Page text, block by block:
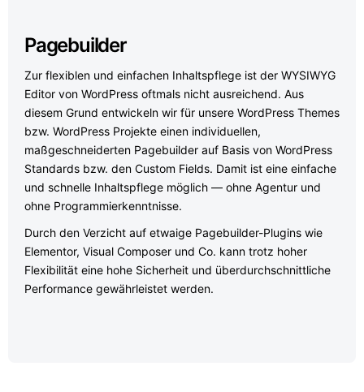
Pagebuilder
Zur flexiblen und einfachen Inhaltspflege ist der WYSIWYG
Editor von WordPress oftmals nicht ausreichend. Aus
diesem Grund entwickeln wir für unsere WordPress Themes
bzw. WordPress Projekte einen individuellen,
maßgeschneiderten Pagebuilder auf Basis von WordPress
Standards bzw. den Custom Fields. Damit ist eine einfache
und schnelle Inhaltspflege möglich — ohne Agentur und
ohne Programmierkenntnisse.
Durch den Verzicht auf etwaige Pagebuilder-Plugins wie
Elementor, Visual Composer und Co. kann trotz hoher
Flexibilität eine hohe Sicherheit und überdurchschnittliche
Performance gewährleistet werden.